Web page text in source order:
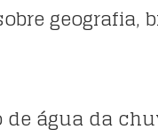
geografia,
água da